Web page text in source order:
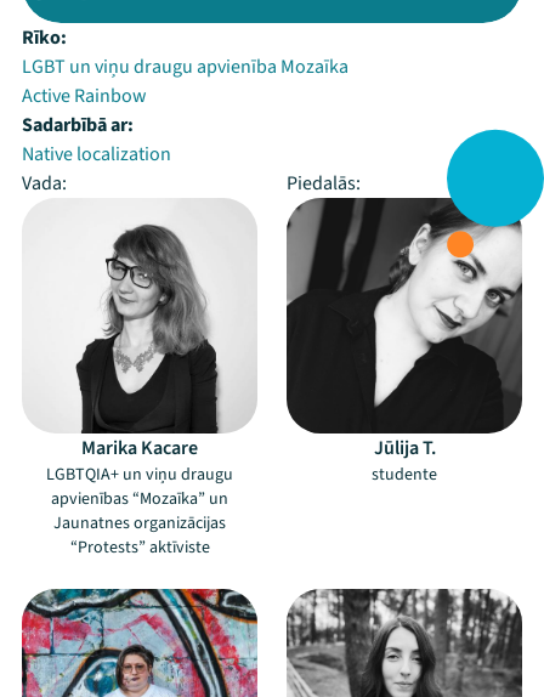
Rīko:
LGBT un viņu draugu apvienība Mozaīka
Active Rainbow
Sadarbībā ar:
Native localization
Vada:
Piedalās:
Marika Kacare
LGBTQIA+ un viņu draugu
apvienības “Mozaīka” un
Jaunatnes organizācijas
“Protests” aktīviste
Jūlija T.
studente